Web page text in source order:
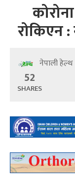
रोकिएन
नेपाली हेल्थ
52
SHARES